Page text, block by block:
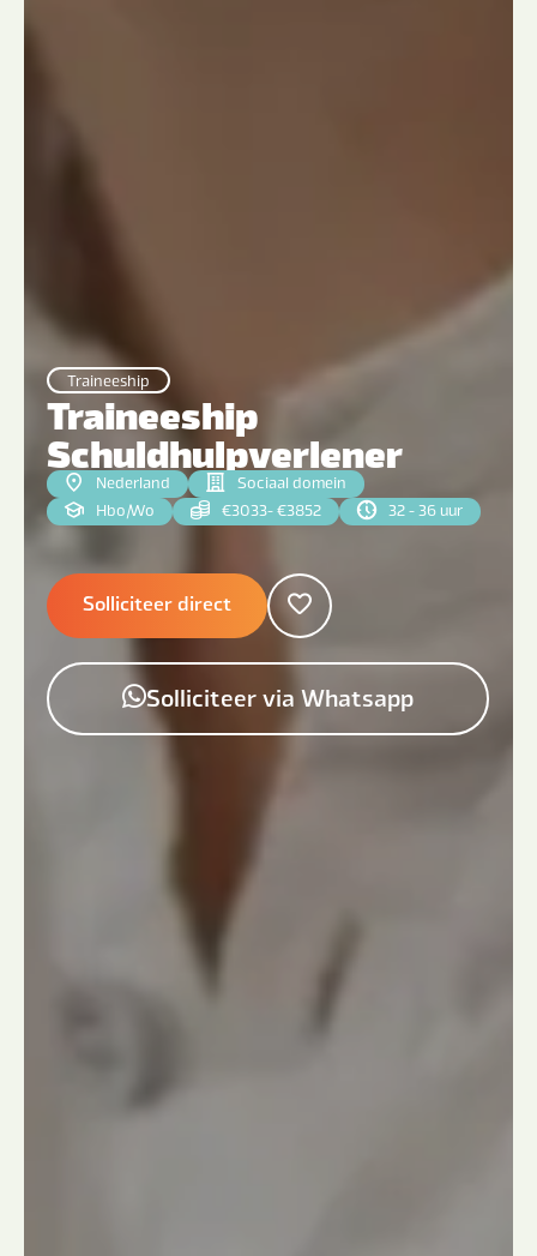
Traineeship
Traineeship
Schuldhulpverlener
Nederland
Sociaal domein
Hbo|Wo €3033- €3852 32 - 36 uur
Solliciteer direct
Solliciteer via Whatsapp